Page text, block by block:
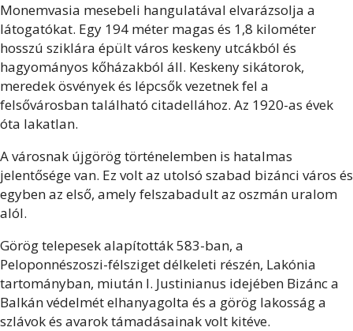
Monemvasia mesebeli hangulatával elvarázsolja a
látogatókat. Egy 194 méter magas és 1,8 kilométer
hosszú sziklára épült város keskeny utcákból és
hagyományos kőházakból áll. Keskeny sikátorok,
meredek ösvények és lépcsők vezetnek fel a
felsővárosban található citadellához. Az 1920-as évek
óta lakatlan.
A városnak újgörög történelemben is hatalmas
jelentősége van. Ez volt az utolsó szabad bizánci város és
egyben az első, amely felszabadult az oszmán uralom
alól.
Görög telepesek alapították 583-ban, a
Peloponnészoszi-félsziget délkeleti részén, Lakónia
tartományban, miután I. Justinianus idejében Bizánc a
Balkán védelmét elhanyagolta és a görög lakosság a
szlávok és avarok támadásainak volt kitéve.